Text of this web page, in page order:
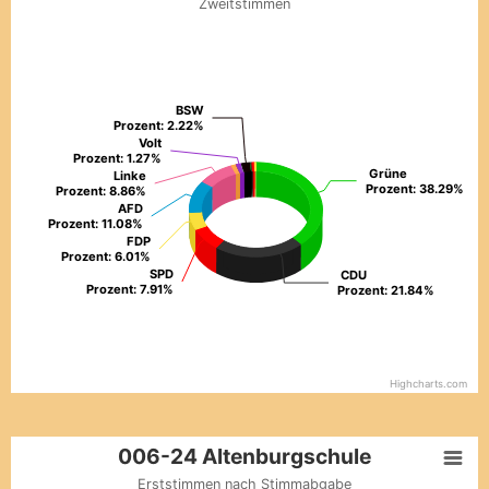
Zweitstimmen
Grüne
Prozent: 38.29%
Grüne
Prozent: 38.29%
CDU
Prozent: 21.84%
CDU
Prozent: 21.84%
SPD
Prozent: 7.91%
SPD
Prozent: 7.91%
FDP
Prozent: 6.01%
FDP
Prozent: 6.01%
AFD
Prozent: 11.08%
AFD
Prozent: 11.08%
Linke
Prozent: 8.86%
Linke
Prozent: 8.86%
Volt
Prozent: 1.27%
Volt
Prozent: 1.27%
BSW
Prozent: 2.22%
BSW
Prozent: 2.22%
Highcharts.com
006-24 Altenburgschule​006-24 Altenburgschule​
Erststimmen nach Stimmabgabe